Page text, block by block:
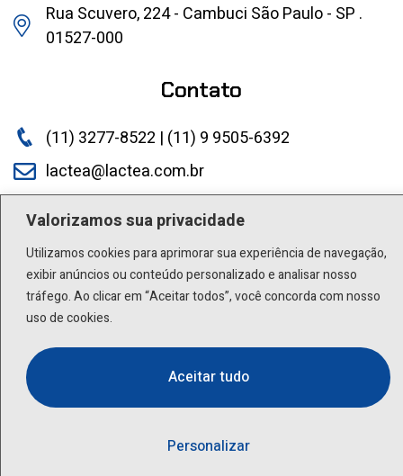
Valorizamos sua privacidade
Utilizamos cookies para aprimorar sua experiência de navegação,
exibir anúncios ou conteúdo personalizado e analisar nosso
tráfego. Ao clicar em “Aceitar todos”, você concorda com nosso
uso de cookies.
Personalizar
Aceitar tudo
Rua Scuvero, 224 - Cambuci São Paulo - SP .
01527-000
Contato
(11) 3277-8522 | (11) 9 9505-6392
lactea@lactea.com.br
Social